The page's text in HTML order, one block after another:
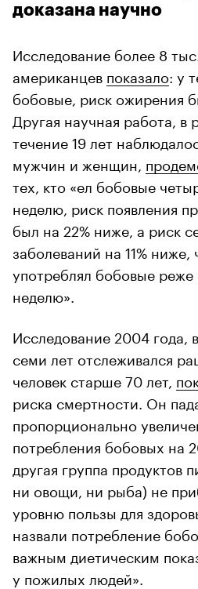
00:00 / 00:00
доказана научно
Исследование более 8
американцев показало: у
бобовые, риск ожирения
Другая научная работа, в
течение 19 лет
мужчин и женщин,
тех, кто «ел бобовые
неделю, риск появления
был на 22% ниже, а риск
заболеваний на 11% ниже,
употреблял бобовые реже
неделю».
Исследование 2004 года,
семи лет отслеживался
человек старше 70 лет,
риска смертности. Он
пропорционально
потребления бобовых на
другая группа продуктов
ни овощи, ни рыба) не
уровню пользы для
назвали потребление
важным диетическим
у пожилых людей».